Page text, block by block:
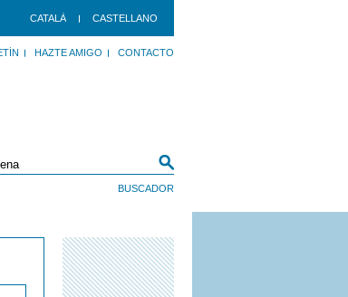
CATALÀ CASTELLANO
HAZTE AMIGO CONTACTO